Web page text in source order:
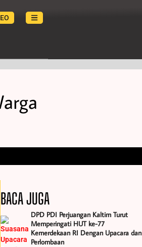
BACA JUGA
DPD PDI Perjuangan Kaltim Turut
Memperingati HUT ke-77
Kemerdekaan RI Dengan Upacara dan
Perlombaan